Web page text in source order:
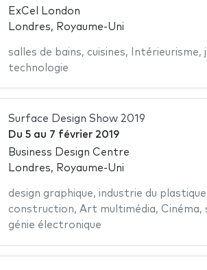
ExCel London
Londres, Royaume-Uni
salles de bains, cuisines, Intérieurisme,
technologie
Surface Design Show 2019
Du 5au 7 février 2019
Business Design Centre
Londres, Royaume-Uni
design graphique, industrie du plastique
construction, Art multimédia, Cinéma,
génie électronique